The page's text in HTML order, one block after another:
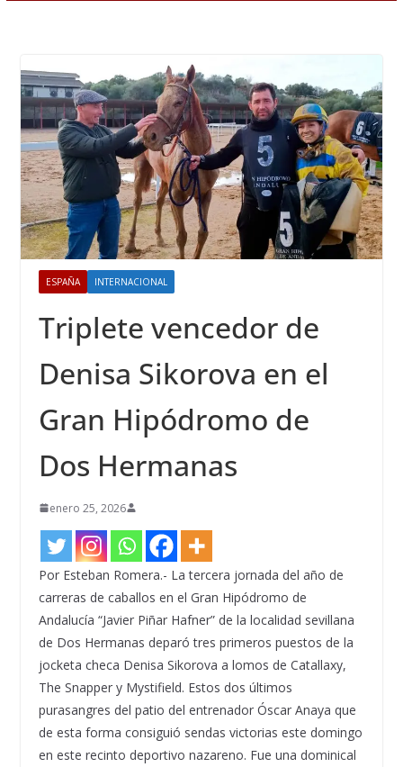
ESPAÑA INTERNACIONAL
Triplete vencedor de
Denisa Sikorova en el
Gran Hipódromo de
Dos Hermanas
enero 25, 2026
Por Esteban Romera.- La tercera jornada del año de
carreras de caballos en el Gran Hipódromo de
Andalucía “Javier Piñar Hafner” de la localidad sevillana
de Dos Hermanas deparó tres primeros puestos de la
jocketa checa Denisa Sikorova a lomos de Catallaxy,
The Snapper y Mystifield. Estos dos últimos
purasangres del patio del entrenador Óscar Anaya que
de esta forma consiguió sendas victorias este domingo
en este recinto deportivo nazareno. Fue una dominical